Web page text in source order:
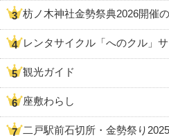
枋ノ木神社金勢祭典2026開催
レンタサイクル「へのクル」
観光ガイド
座敷わらし
二戸駅前石切所・金勢祭り